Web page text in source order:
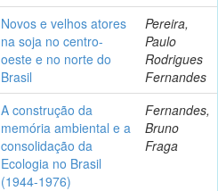
Novos e velhos atores
na soja no centro-
oeste e no norte do
Brasil
Pereira,
Paulo
Rodrigues
Fernandes
A construção da
memória ambiental e a
consolidação da
Ecologia no Brasil
(1944-1976)
Fernandes,
Bruno
Fraga